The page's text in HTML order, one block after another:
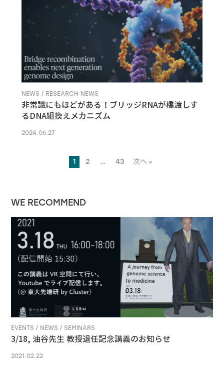
NEWS / RESEARCH NEWS
非常識にもほどがある！ブリッジRNAが橋渡しす
るDNA組換えメカニズム
2024.06.27
1 2 … 43 次へ »
WE RECOMMEND
EVENTS / NEWS / SEMINARS
3/18, 油谷先生 教授退任記念講義のお知らせ
2021.02.22